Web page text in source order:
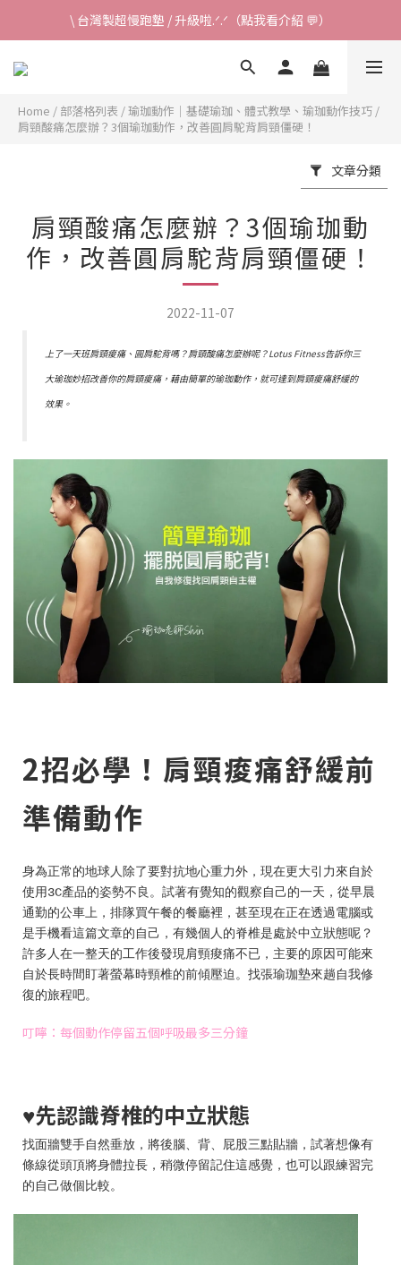
\ 台灣製超慢跑墊 / 升級啦.ᐟ.ᐟ（點我看介紹 💬）
✈ 港澳免運｜滿HK$1,239免運 (指定商品)
\ 台灣製超慢跑墊 / 升級啦.ᐟ.ᐟ（點我看介紹 💬）
Home / 部落格列表 /瑜珈動作｜基礎瑜珈、體式教學、瑜珈動作技巧 /
肩頸酸痛怎麼辦？3個瑜珈動作，改善圓肩駝背肩頸僵硬！
文章分類
肩頸酸痛怎麼辦？3個瑜珈動
作，改善圓肩駝背肩頸僵硬！
2022-11-07
上了一天班肩頸痠痛、圓肩駝背嗎？肩頸酸痛怎麼辦呢？Lotus Fitness告訴你三
大瑜珈妙招改善你的肩頸痠痛，藉由簡單的瑜珈動作，就可達到肩頸痠痛舒緩的
效果。
2招必學！肩頸痠痛舒緩前
準備動作
身為正常的地球人除了要對抗地心重力外，現在更大引力來自於
使用3C產品的姿勢不良。試著有覺知的觀察自己的一天，從早晨
通勤的公車上，排隊買午餐的餐廳裡，甚至現在正在透過電腦或
是手機看這篇文章的自己，有幾個人的脊椎是處於中立狀態呢？
許多人在一整天的工作後發現肩頸痠痛不已，主要的原因可能來
自於長時間盯著螢幕時頸椎的前傾壓迫。找張瑜珈墊來趟自我修
復的旅程吧。
叮嚀：每個動作停留五個呼吸最多三分鐘
♥先認識脊椎的中立狀態
找面牆雙手自然垂放，將後腦、背、屁股三點貼牆，試著想像有
條線從頭頂將身體拉長，稍微停留記住這感覺，也可以跟練習完
的自己做個比較。